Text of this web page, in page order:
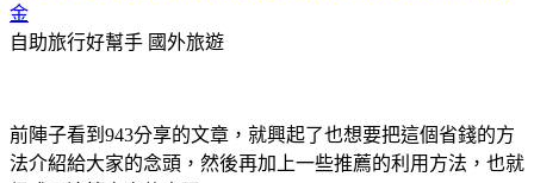
金
自助旅行好幫手 國外旅遊
前陣子看到943分享的文章，就興起了也想要把這個省錢的方
法介紹給大家的念頭，然後再加上一些推薦的利用方法，也就